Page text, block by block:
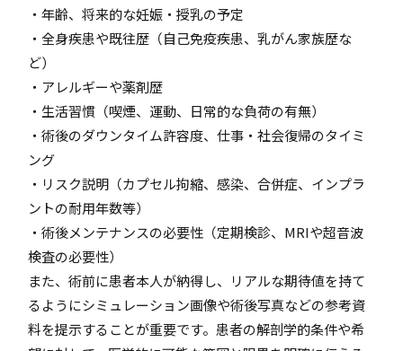
・年齢、将来的な妊娠・授乳の予定
・全身疾患や既往歴（自己免疫疾患、乳がん家族歴な
ど）
・アレルギーや薬剤歴
・生活習慣（喫煙、運動、日常的な負荷の有無）
・術後のダウンタイム許容度、仕事・社会復帰のタイミ
ング
・リスク説明（カプセル拘縮、感染、合併症、インプラ
ントの耐用年数等）
・術後メンテナンスの必要性（定期検診、MRIや超音波
検査の必要性）
また、術前に患者本人が納得し、リアルな期待値を持て
るようにシミュレーション画像や術後写真などの参考資
料を提示することが重要です。患者の解剖学的条件や希